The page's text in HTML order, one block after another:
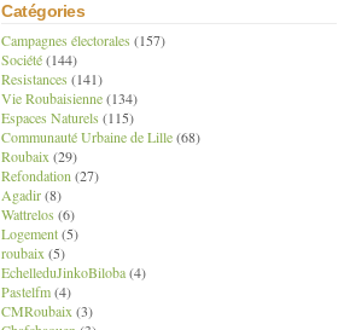
Catégories
Campagnes électorales (157)
Société(144)
Resistances (141)
Vie Roubaisienne(134)
Espaces Naturels (115)
Communauté Urbaine de Lille(68)
Roubaix (29)
Refondation (27)
Agadir(8)
Wattrelos (6)
Logement(5)
roubaix (5)
EchelleduJinkoBiloba(4)
Pastelfm(4)
CMRoubaix (3)